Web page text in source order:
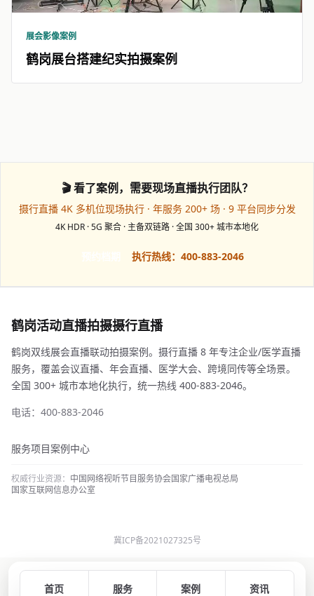
展会影像案例
鹤岗展台搭建纪实拍摄案例
🎬 看了案例，需要现场直播执行团队？
摄行直播 4K 多机位现场执行 · 年服务 200+ 场 · 9 平台同步分发
4K HDR · 5G 聚合 · 主备双链路 · 全国 300+ 城市本地化
执行热线：400-883-2046
鹤岗活动直播拍摄摄行直播
鹤岗双线展会直播联动拍摄案例。摄行直播 8 年专注企业/医学直播
服务，覆盖会议直播、年会直播、医学大会、跨境同传等全场景。
全国 300+ 城市本地化执行，统一热线 400-883-2046。
电话：400-883-2046
服务项目案例中心
权威行业资源： 中国网络视听节目服务协会国家广播电视总局
国家互联网信息办公室
冀ICP备2021027325号
首页 服务 案例 资讯